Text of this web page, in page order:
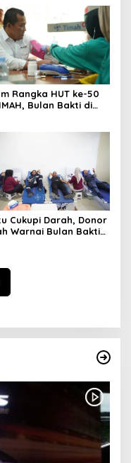
Perpres Segera
Rangka HUT ke-50
Bulan Bakti di
Cukupi Darah, Donor
Warnai Bulan Bakti